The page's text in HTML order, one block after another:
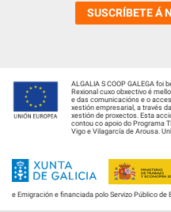
SUSCRÍBETE Á
ALGALIA S COOP GALEGA foi
Rexional cuxo obxectivo é
e das comunicacións e o
xestión empresarial, a través
xestión de proxectos. Esta
contou co apoio do Programa
Vigo e Vilagarcía de Arousa.
e Emigración e financiada polo Servizo Público de